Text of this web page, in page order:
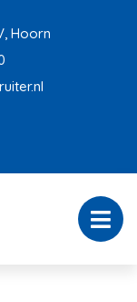
Hoorn